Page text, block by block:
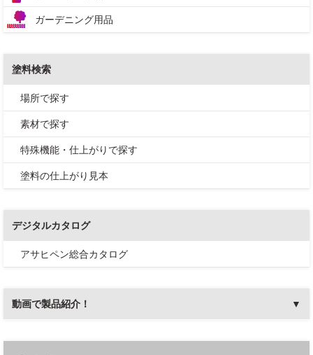
ガーデニング用品
塗料検索
場所で探す
素材で探す
特殊機能・仕上がりで探す
塗料の仕上がり見本
デジタルカタログ
アサヒペン総合カタログ
動画で製品紹介！